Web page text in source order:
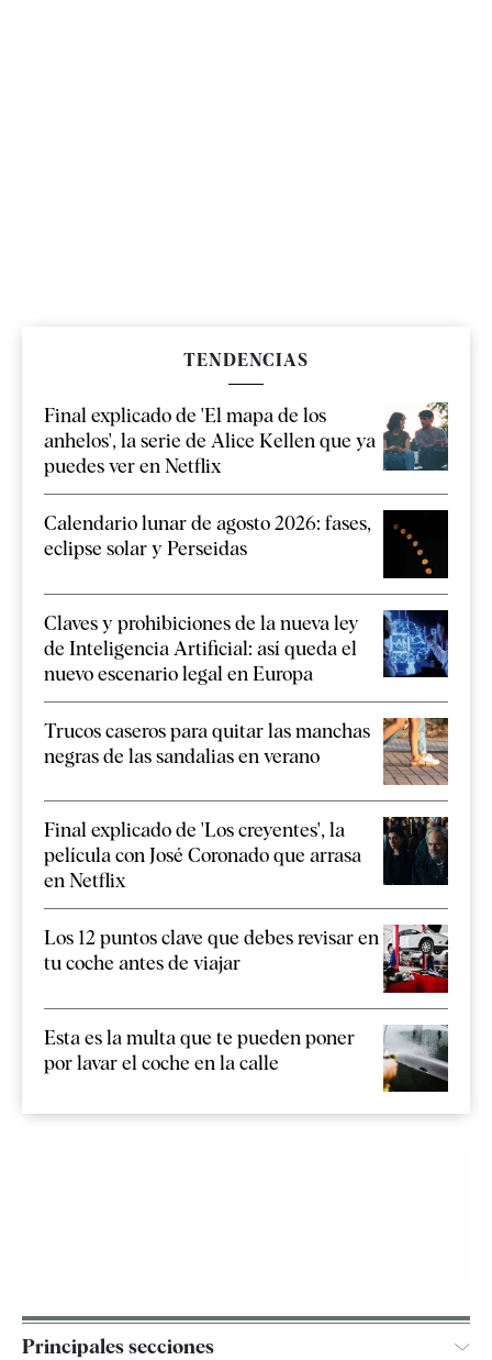
TENDENCIAS
Final explicado de 'El mapa de los
anhelos', la serie de Alice Kellen que ya
puedes ver en Netflix
Calendario lunar de agosto 2026: fases,
eclipse solar y Perseidas
Claves y prohibiciones de la nueva ley
de Inteligencia Artificial: así queda el
nuevo escenario legal en Europa
Trucos caseros para quitar las manchas
negras de las sandalias en verano
Final explicado de 'Los creyentes', la
película con José Coronado que arrasa
en Netflix
Los 12 puntos clave que debes revisar en
tu coche antes de viajar
Esta es la multa que te pueden poner
por lavar el coche en la calle
Principales secciones